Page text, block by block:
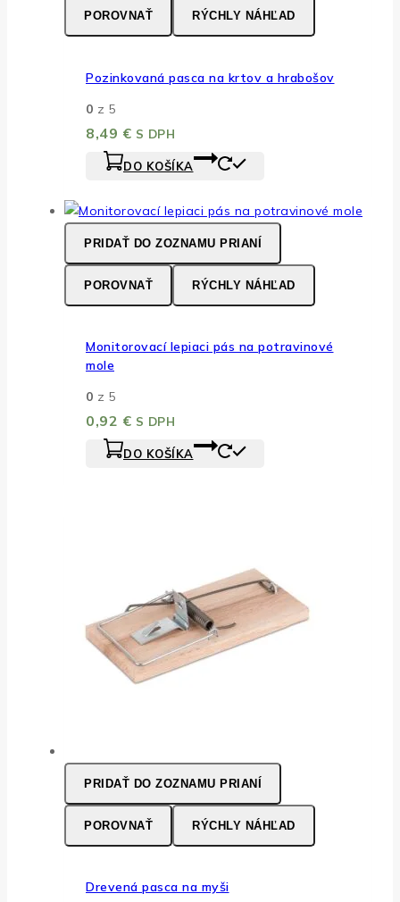
POROVNAŤ RÝCHLY NÁHĽAD
Pozinkovaná pasca na krtov a hrabošov
0 z 5
8,49 € S DPH
DO KOŠÍKA
PRIDAŤ DO ZOZNAMU PRIANÍ
POROVNAŤ RÝCHLY NÁHĽAD
Monitorovací lepiaci pás na potravinové
mole
0 z 5
0,92 € S DPH
DO KOŠÍKA
PRIDAŤ DO ZOZNAMU PRIANÍ
POROVNAŤ RÝCHLY NÁHĽAD
Drevená pasca na myši